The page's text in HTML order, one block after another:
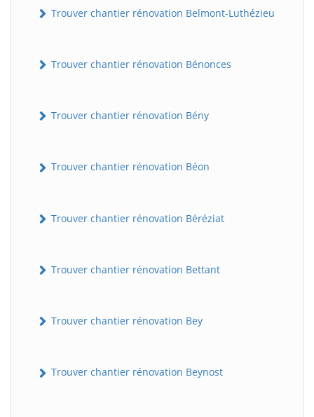
Trouver chantier rénovation Belmont-Luthézieu
Trouver chantier rénovation Bénonces
Trouver chantier rénovation Bény
Trouver chantier rénovation Béon
Trouver chantier rénovation Béréziat
Trouver chantier rénovation Bettant
Trouver chantier rénovation Bey
Trouver chantier rénovation Beynost